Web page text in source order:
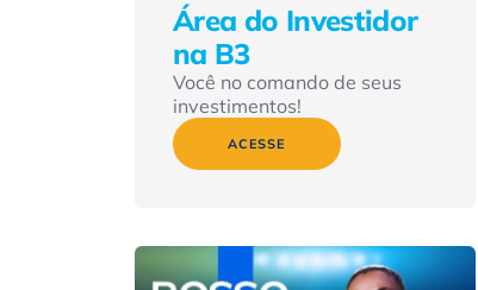
Área do Investidor
na B3
Você no comando de seus
investimentos!
ACESSE